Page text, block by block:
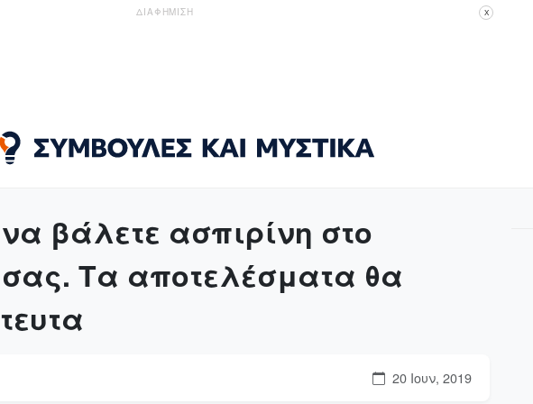
ΔΙΑΦΗΜΙΣΗ X
βάλετε ασπιρίνη στο
Τα αποτελέσματα θα
20 Ιουν, 2019